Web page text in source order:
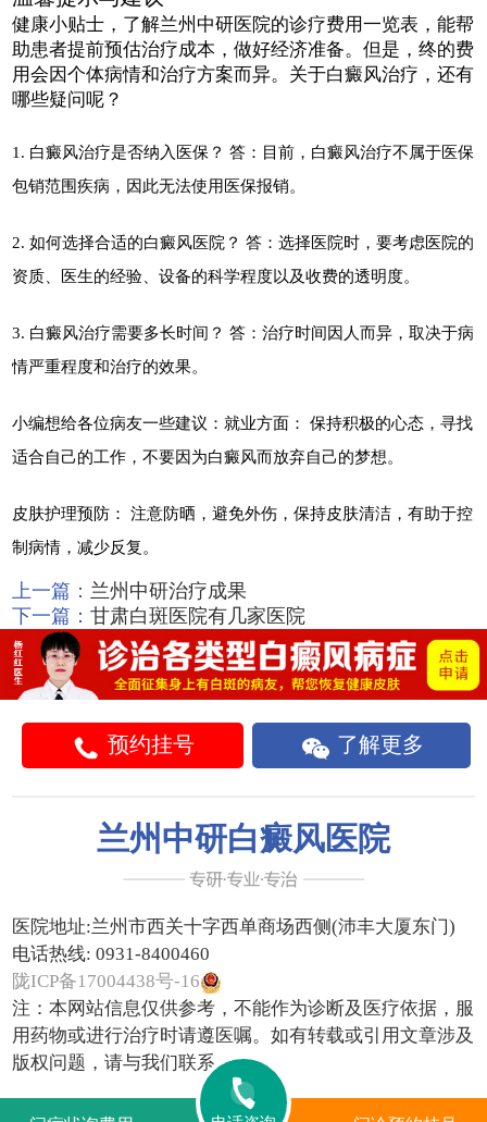
健康小贴士，了解兰州中研医院的诊疗费用一览表，能帮
助患者提前预估治疗成本，做好经济准备。但是，终的费
用会因个体病情和治疗方案而异。关于白癜风治疗，还有
哪些疑问呢？
1. 白癜风治疗是否纳入医保？ 答：目前，白癜风治疗不属于医保
包销范围疾病，因此无法使用医保报销。
2. 如何选择合适的白癜风医院？ 答：选择医院时，要考虑医院的
资质、医生的经验、设备的科学程度以及收费的透明度。
3. 白癜风治疗需要多长时间？ 答：治疗时间因人而异，取决于病
情严重程度和治疗的效果。
小编想给各位病友一些建议：就业方面： 保持积极的心态，寻找
适合自己的工作，不要因为白癜风而放弃自己的梦想。
皮肤护理预防： 注意防晒，避免外伤，保持皮肤清洁，有助于控
制病情，减少反复。
上一篇： 兰州中研治疗成果
下一篇：甘肃白斑医院有几家医院
预约挂号 了解更多
兰州中研白癜风医院
医院地址:兰州市西关十字西单商场西侧(沛丰大厦东门)
电话热线: 0931-8400460
陇ICP备17004438号-16
注：本网站信息仅供参考，不能作为诊断及医疗依据，服
用药物或进行治疗时请遵医嘱。如有转载或引用文章涉及
版权问题，请与我们联系。